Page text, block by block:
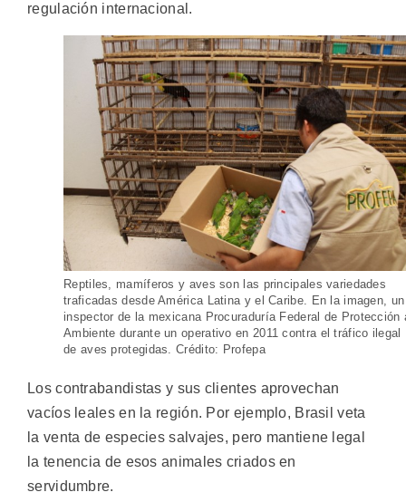
regulación internacional.
Reptiles, mamíferos y aves son las principales variedades
traficadas desde América Latina y el Caribe. En la imagen, un
inspector de la mexicana Procuraduría Federal de Protección
Ambiente durante un operativo en 2011 contra el tráfico ilegal
de aves protegidas. Crédito: Profepa
Los contrabandistas y sus clientes aprovechan
vacíos leales en la región. Por ejemplo, Brasil veta
la venta de especies salvajes, pero mantiene legal
la tenencia de esos animales criados en
servidumbre.